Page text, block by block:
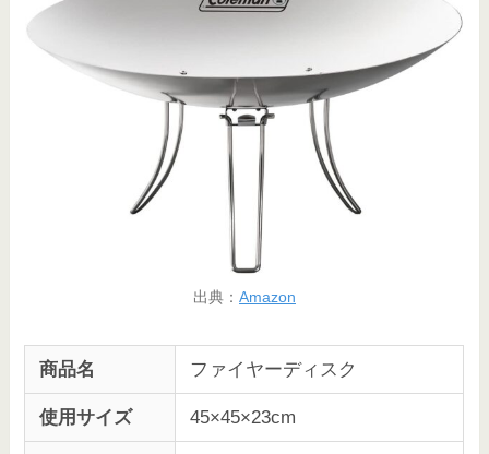
出典： Amazon
商品名 ファイヤーディスク
使用サイズ 45×45×23cm